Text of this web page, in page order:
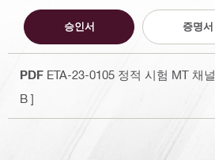
승인서 증명서
PDF ETA-23-0105 정적 시험 MT 채널
B ]